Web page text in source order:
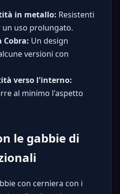
in metallo: Resistenti
uso prolungato.
Cobra: Un design
versioni con
verso l'interno:
al minimo l'aspetto
le gabbie di
con cerniera con i